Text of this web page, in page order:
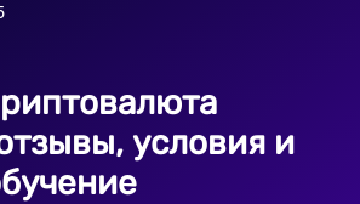
условия и